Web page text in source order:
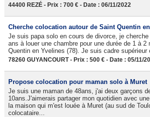
44400 REZÉ - Prix : 700 € - Date : 06/11/2022
Cherche colocation autour de Saint Quentin
Je suis papa solo en cours de divorce, je
ans à louer une chambre pour une durée de 1 à 2
Quentin en Yvelines (78). Je suis cadre supérieur
78260 GUYANCOURT - Prix : 500 € - Date : 05/11/
Propose colocation pour maman solo à Muret
Je suis une maman de 48ans, j'ai deux garçons
10ans.J'aimerais partager mon quotidien avec
la maison qui m'est louée à Muret (au sud de
colocataire...